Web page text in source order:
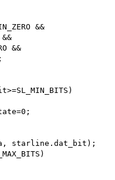
&&
&&
starline.dat_bit);